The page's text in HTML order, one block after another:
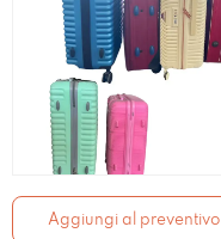
Aggiungi al preventivo